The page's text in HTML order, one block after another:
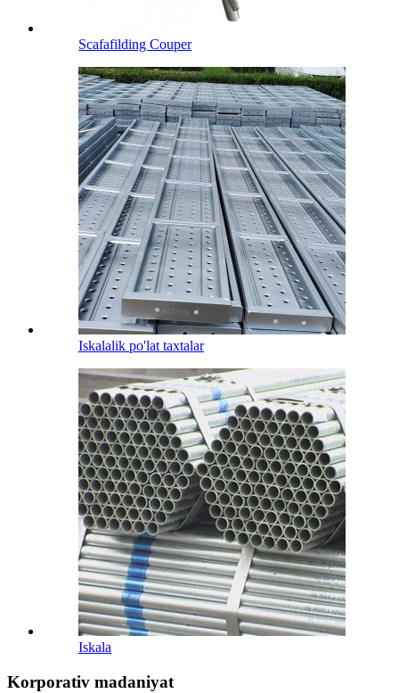
Scafafilding Couper
Iskalalik po'lat taxtalar
Iskala
Korporativ madaniyat